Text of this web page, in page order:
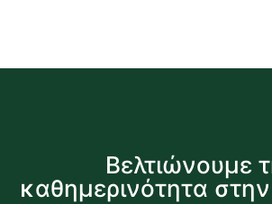
Βελτιώνουμε
καθημερινότητα